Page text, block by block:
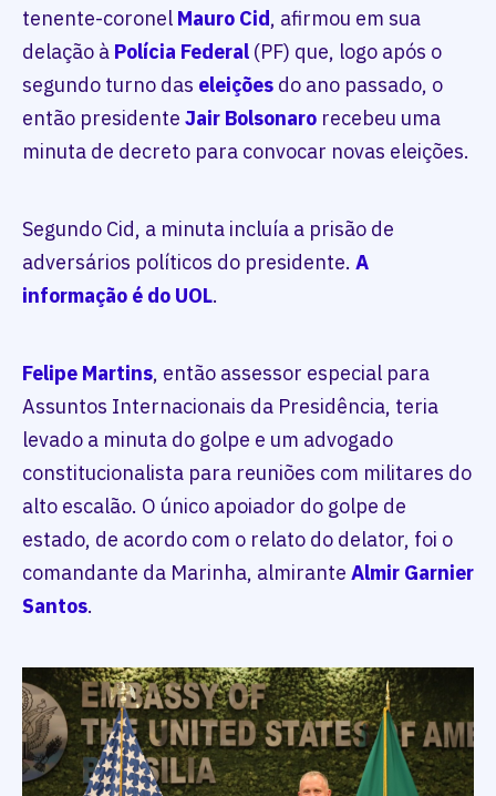
tenente-coronel Mauro Cid, afirmou em sua
delação à Polícia Federal (PF) que, logo após o
segundo turno das eleições do ano passado, o
então presidente Jair Bolsonaro recebeu uma
minuta de decreto para convocar novas eleições.
Segundo Cid, a minuta incluía a prisão de
adversários políticos do presidente. A
informação é do UOL.
Felipe Martins, então assessor especial para
Assuntos Internacionais da Presidência, teria
levado a minuta do golpe e um advogado
constitucionalista para reuniões com militares do
alto escalão. O único apoiador do golpe de
estado, de acordo com o relato do delator, foi o
comandante da Marinha, almirante Almir Garnier
Santos.